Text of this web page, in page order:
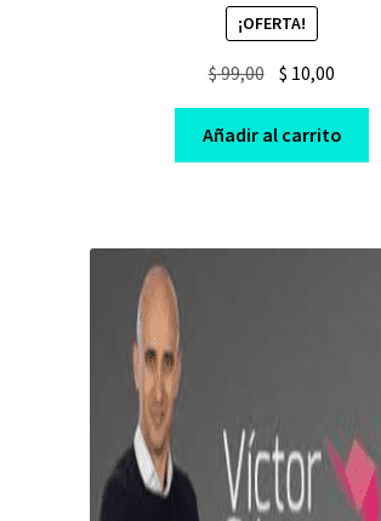
¡OFERTA!
$99,00 Original
price
was:
$ 99,00.
$ 10,00
price
is:
$ 10,00.
Añadir al carrito